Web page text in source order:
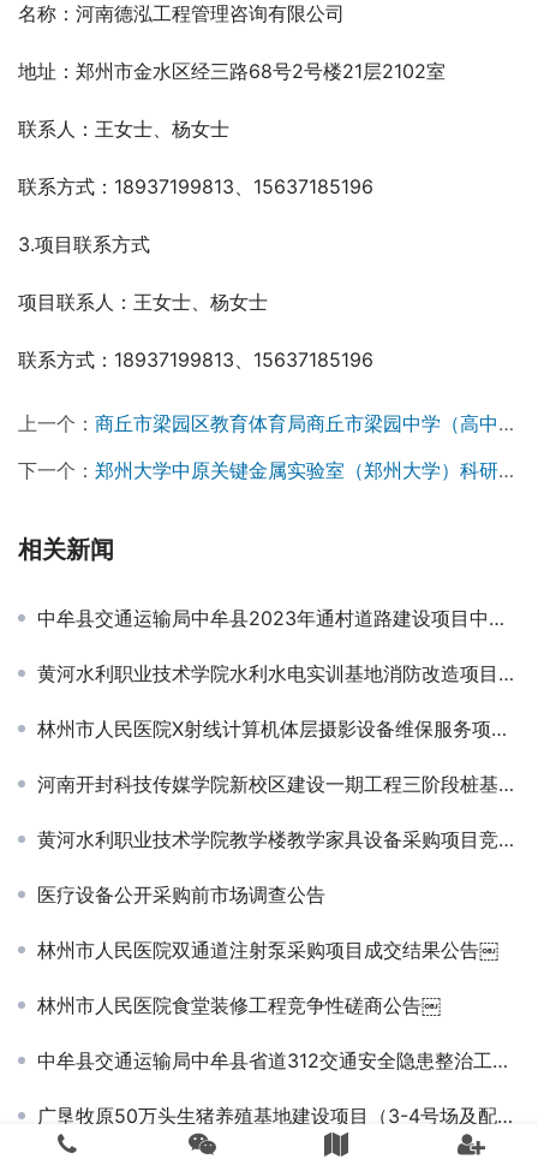
名称：河南德泓工程管理咨询有限公司
地址：郑州市金水区经三路68号2号楼21层2102室
联系人：王女士、杨女士
联系方式：18937199813、15637185196
3.项目联系方式
项目联系人：王女士、杨女士
联系方式：18937199813、15637185196
上一个： 商丘市梁园区教育体育局商丘市梁园中学（高中）项目项目管理及造价咨询服务采购项目-公开招标公告
下一个： 郑州大学中原关键金属实验室（郑州大学）科研设备采购项目-中标公告
相关新闻
中牟县交通运输局中牟县2023年通村道路建设项目中标候选人公示
黄河水利职业技术学院水利水电实训基地消防改造项目竞争性磋商公告￼
林州市人民医院X射线计算机体层摄影设备维保服务项目单一来源采购公告
河南开封科技传媒学院新校区建设一期工程三阶段桩基检测服务项目竞争性磋商公告
黄河水利职业技术学院教学楼教学家具设备采购项目竞争性磋商公告￼
医疗设备公开采购前市场调查公告
林州市人民医院双通道注射泵采购项目成交结果公告￼
林州市人民医院食堂装修工程竞争性磋商公告￼
中牟县交通运输局中牟县省道312交通安全隐患整治工程项目结果公告￼
广垦牧原50万头生猪养殖基地建设项目（3-4号场及配套工程）监理招标公告￼